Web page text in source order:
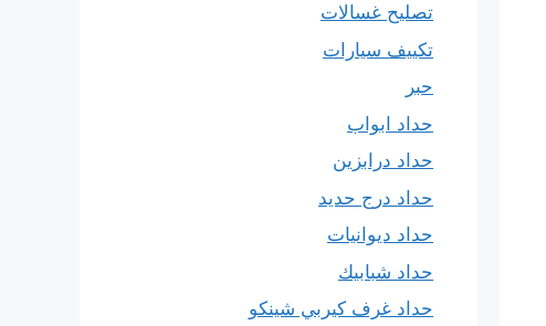
تصليح غسالات
تكييف سيارات
حبر
حداد ابواب
حداد درابزين
حداد درج حديد
حداد ديوانيات
حداد شبابيك
حداد غرف كيربي شينكو